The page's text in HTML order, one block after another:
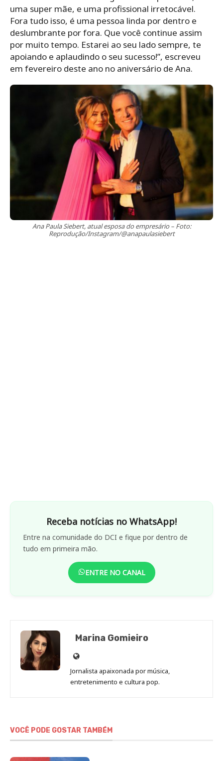
uma super mãe, e uma profissional irretocável.
Fora tudo isso, é uma pessoa linda por dentro e
deslumbrante por fora. Que você continue assim
por muito tempo. Estarei ao seu lado sempre, te
apoiando e aplaudindo o seu sucesso!”, escreveu
em fevereiro deste ano no aniversário de Ana.
Ana Paula Siebert, atual esposa do empresário – Foto:
Reprodução/Instagram/@anapaulasiebert
Receba notícias no WhatsApp!
Entre na comunidade do DCI e fique por dentro de
tudo em primeira mão.
ENTRE NO CANAL
Marina Gomieiro
Site
de
Marina
Jornalista apaixonada por música,
entretenimento e cultura pop.
VOCÊ PODE GOSTAR TAMBÉM